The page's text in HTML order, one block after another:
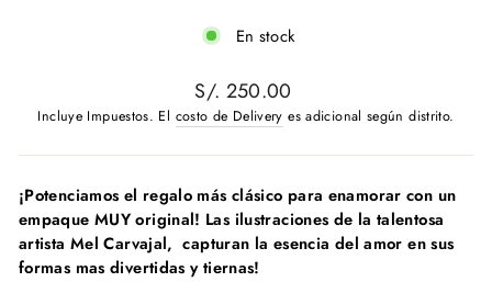
En stock
Precio
habitual
S/. 250.00
Incluye Impuestos. El costo de Delivery es adicional según distrito.
¡Potenciamos el regalo más clásico para enamorar con un
empaque MUY original! Las ilustraciones de la talentosa
artista Mel Carvajal, capturan la esencia del amor en sus
formas mas divertidas y tiernas!